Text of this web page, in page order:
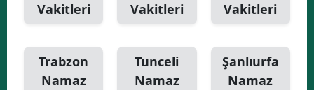
Vakitleri
Vakitleri
Vakitleri
Trabzon
Namaz
Tunceli
Namaz
Şanlıurfa
Namaz